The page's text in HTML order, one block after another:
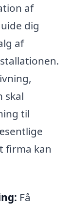
af
dig
af
skal
til
firma kan
Få